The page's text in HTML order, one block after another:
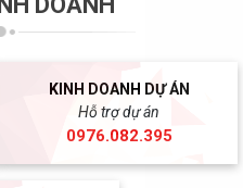
KINH DOANH DỰ ÁN
Hỗ trợ dự án
0976.082.395